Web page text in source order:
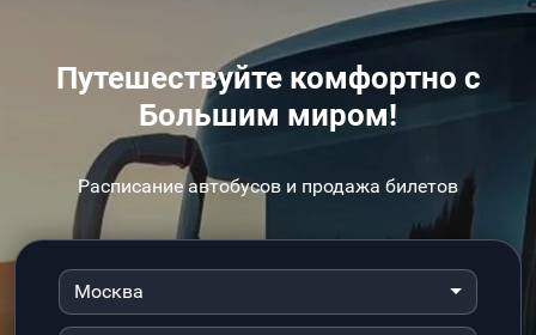
Путешествуйте комфортно с
Большим миром!
Расписание автобусов и продажа билетов
Москва